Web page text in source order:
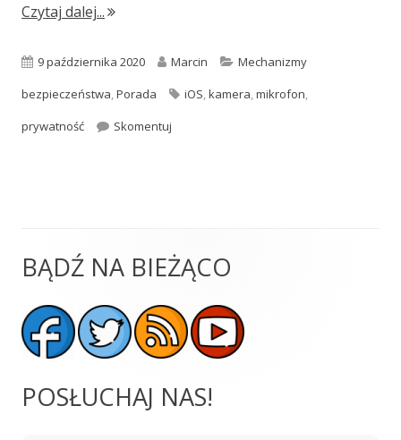
Czytaj dalej..."O co chodzi z tymi kropkami w iOS 14?"
Opublikowano
9 października 2020 Autor
Marcin Kategorie
Mechanizmy
bezpieczeństwa,Porada Tagi
iOS,kamera,mikrofon,
prywatność
Skomentuj
Główny
panel
boczny
BĄDŹ NA BIEŻĄCO
POSŁUCHAJ NAS!